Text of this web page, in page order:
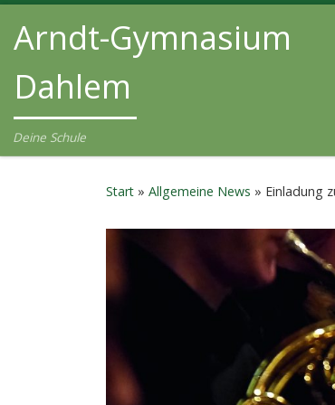
Zum Inhalt springen
Arndt-Gymnasium
Dahlem
Deine Schule
Start » Allgemeine News » Einladung